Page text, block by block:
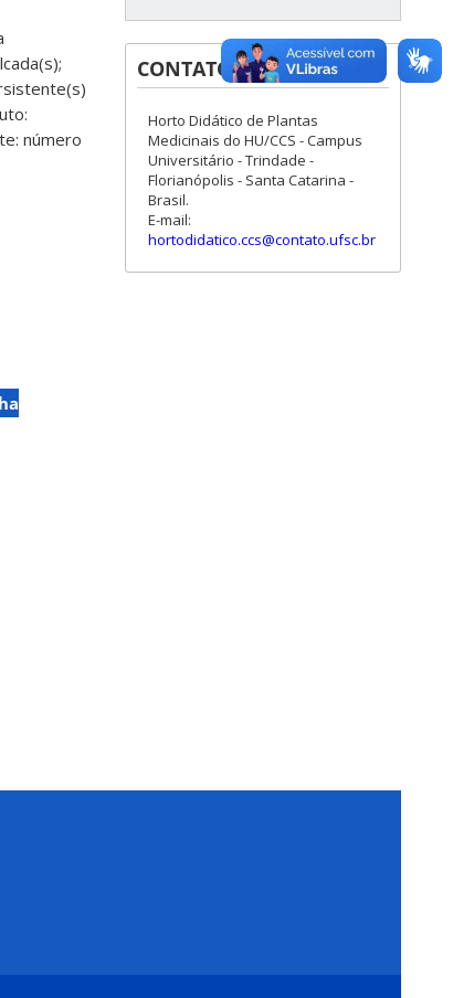
número
CONTATOS
Horto Didático de Plantas
Medicinais do HU/CCS - Campus
Universitário - Trindade -
Florianópolis - Santa Catarina -
Brasil.
E-mail:
hortodidatico.ccs@contato.ufsc.br